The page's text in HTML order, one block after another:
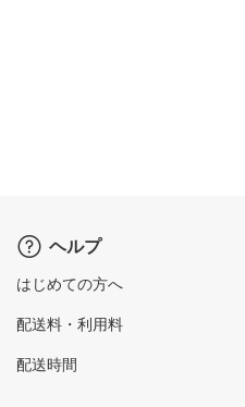
ヘルプ
はじめての方へ
配送料・利用料
配送時間